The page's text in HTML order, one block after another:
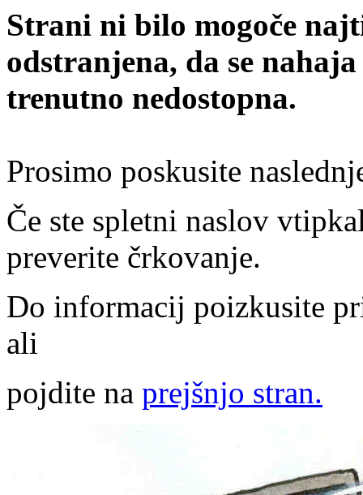
Strani ni bilo mogoče
odstranjena, da se
trenutno nedostopna.
Prosimo poskusite
Če ste spletni naslov
preverite črkovanje.
Do informacij poizkusite
ali
pojdite na prejšnjo stran.